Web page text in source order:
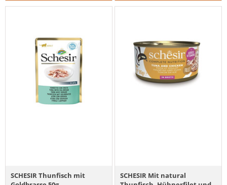
SCHESIR Thunfisch mit
SCHESIR Mit natural